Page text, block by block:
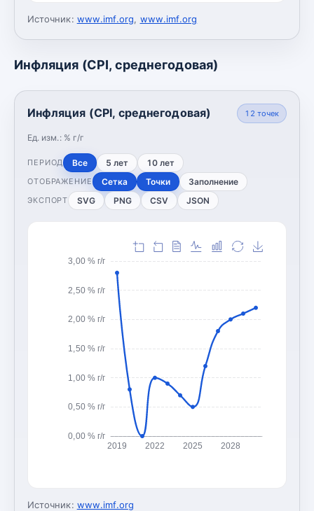
Источник: www.imf.org, www.imf.org
Инфляция (CPI, среднегодовая)
Инфляция (CPI, среднегодовая)
Ед. изм.: % г/г
12 точек
ПЕРИОД Все 5 лет 10 лет
ОТОБРАЖЕНИЕ Сетка Точки Заполнение
ЭКСПОРТ SVG PNG CSV JSON
0,00 % г/г
0,50 % г/г
1,00 % г/г
1,50 % г/г
2,00 % г/г
2,50 % г/г
3,00 % г/г
2019 2022 2025 2028
Источник: www.imf.org